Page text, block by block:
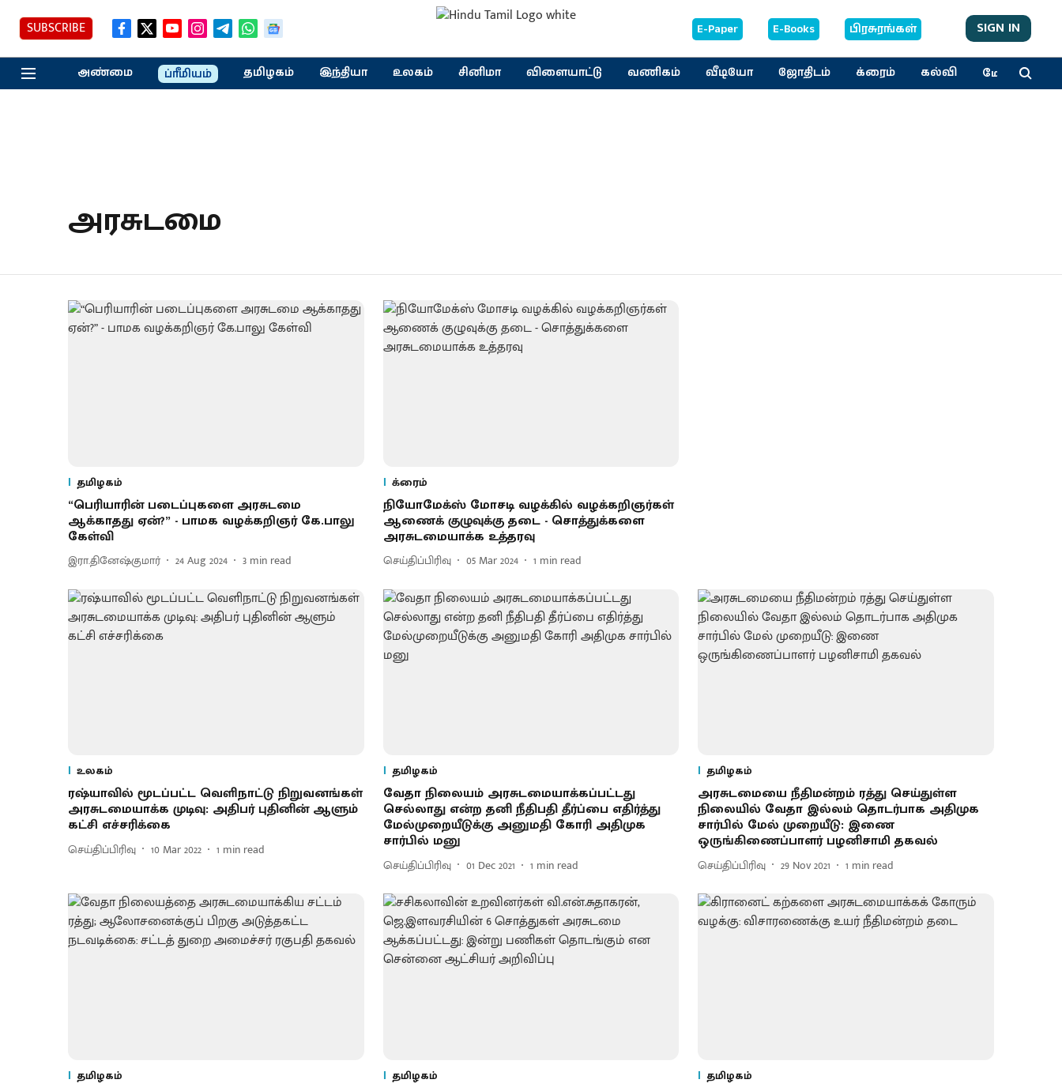
SUBSCRIBE E-Paper E-Books பிரசுரங்கள் SIGN IN
அண்மை ப்ரீமியம் தமிழகம் இந்தியா உலகம் சினிமா விளையாட்டு வணிகம் வீடியோ ஜோதிடம் க்ரைம் கல்வி மேலும்
அரசுடமை
தமிழகம்
“பெரியாரின் படைப்புகளை அரசுடமை
ஆக்காதது ஏன்?” - பாமக வழக்கறிஞர் கே.பாலு
கேள்வி
இரா.தினேஷ்குமார் 24 Aug 2024 3 min read
க்ரைம்
நியோமேக்ஸ் மோசடி வழக்கில் வழக்கறிஞர்கள்
ஆணைக் குழுவுக்கு தடை - சொத்துக்களை
அரசுடமையாக்க உத்தரவு
செய்திப்பிரிவு 05 Mar 2024 1 min read
உலகம்
ரஷ்யாவில் மூடப்பட்ட வெளிநாட்டு நிறுவனங்கள்
அரசுடமையாக்க முடிவு: அதிபர் புதினின் ஆளும்
கட்சி எச்சரிக்கை
செய்திப்பிரிவு 10 Mar 2022 1 min read
தமிழகம்
வேதா நிலையம் அரசுடமையாக்கப்பட்டது
செல்லாது என்ற தனி நீதிபதி தீர்ப்பை எதிர்த்து
மேல்முறையீடுக்கு அனுமதி கோரி அதிமுக
சார்பில் மனு
செய்திப்பிரிவு 01 Dec 2021 1 min read
தமிழகம்
அரசுடமையை நீதிமன்றம் ரத்து செய்துள்ள
நிலையில் வேதா இல்லம் தொடர்பாக அதிமுக
சார்பில் மேல் முறையீடு: இணை
ஒருங்கிணைப்பாளர் பழனிசாமி தகவல்
செய்திப்பிரிவு 29 Nov 2021 1 min read
தமிழகம் தமிழகம் தமிழகம்